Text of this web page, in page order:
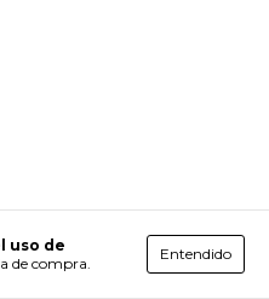
uso de
de compra.
Entendido